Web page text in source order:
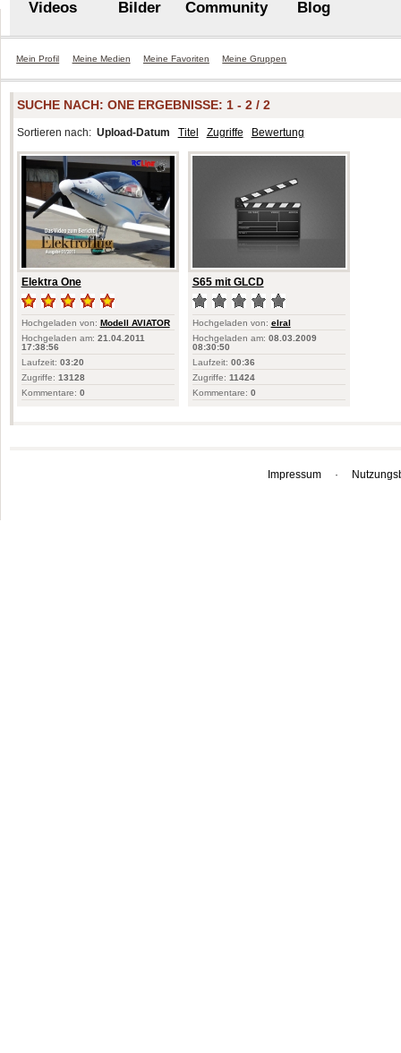
Videos Bilder Community Blog
Mein Profil Meine Medien Meine Favoriten Meine Gruppen
SUCHE NACH:ONE ERGEBNISSE: 1 - 2 / 2
Sortieren nach: Upload-Datum Titel Zugriffe Bewertung
Elektra One
Hochgeladen von: Modell AVIATOR
Hochgeladen am: 21.04.2011
17:38:56
Laufzeit: 03:20
Zugriffe: 13128
Kommentare: 0
S65 mit GLCD
Hochgeladen von: elral
Hochgeladen am: 08.03.2009
08:30:50
Laufzeit: 00:36
Zugriffe: 11424
Kommentare: 0
Impressum ·